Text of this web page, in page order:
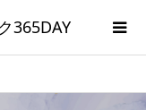
365DAY